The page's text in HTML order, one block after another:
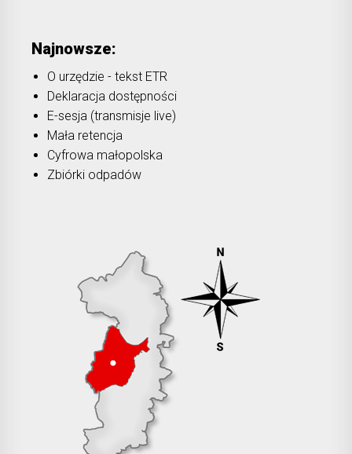
Najnowsze:
O urzędzie - tekst ETR
Deklaracja dostępności
E-sesja (transmisje live)
Mała retencja
Cyfrowa małopolska
Zbiórki odpadów